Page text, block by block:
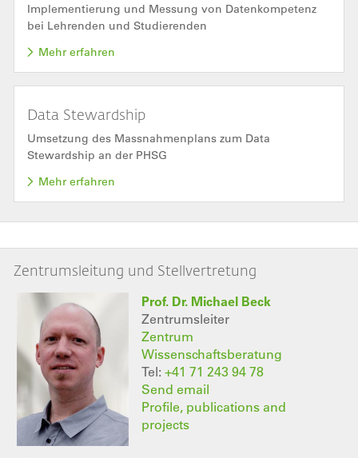
Implementierung und Messung von Datenkompetenz
bei Lehrenden und Studierenden
Mehr erfahren
Data Stewardship
Umsetzung des Massnahmenplans zum Data
Stewardship an der PHSG
Mehr erfahren
Zentrumsleitung und Stellvertretung
Prof. Dr. Michael Beck
Zentrumsleiter
Zentrum
Wissenschaftsberatung
Tel: +41 71 243 94 78
Send email
Profile, publications and
projects